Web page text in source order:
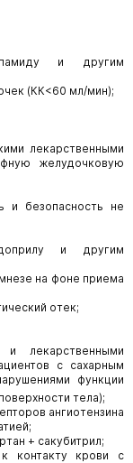
и другим
(КК<60 мл/мин);
лекарственными
желудочковую
и безопасность не
и другим
на фоне приема
отек;
лекарственными
с сахарным
функции
тела);
ангиотензина
+ сакубитрил;
к контакту крови с